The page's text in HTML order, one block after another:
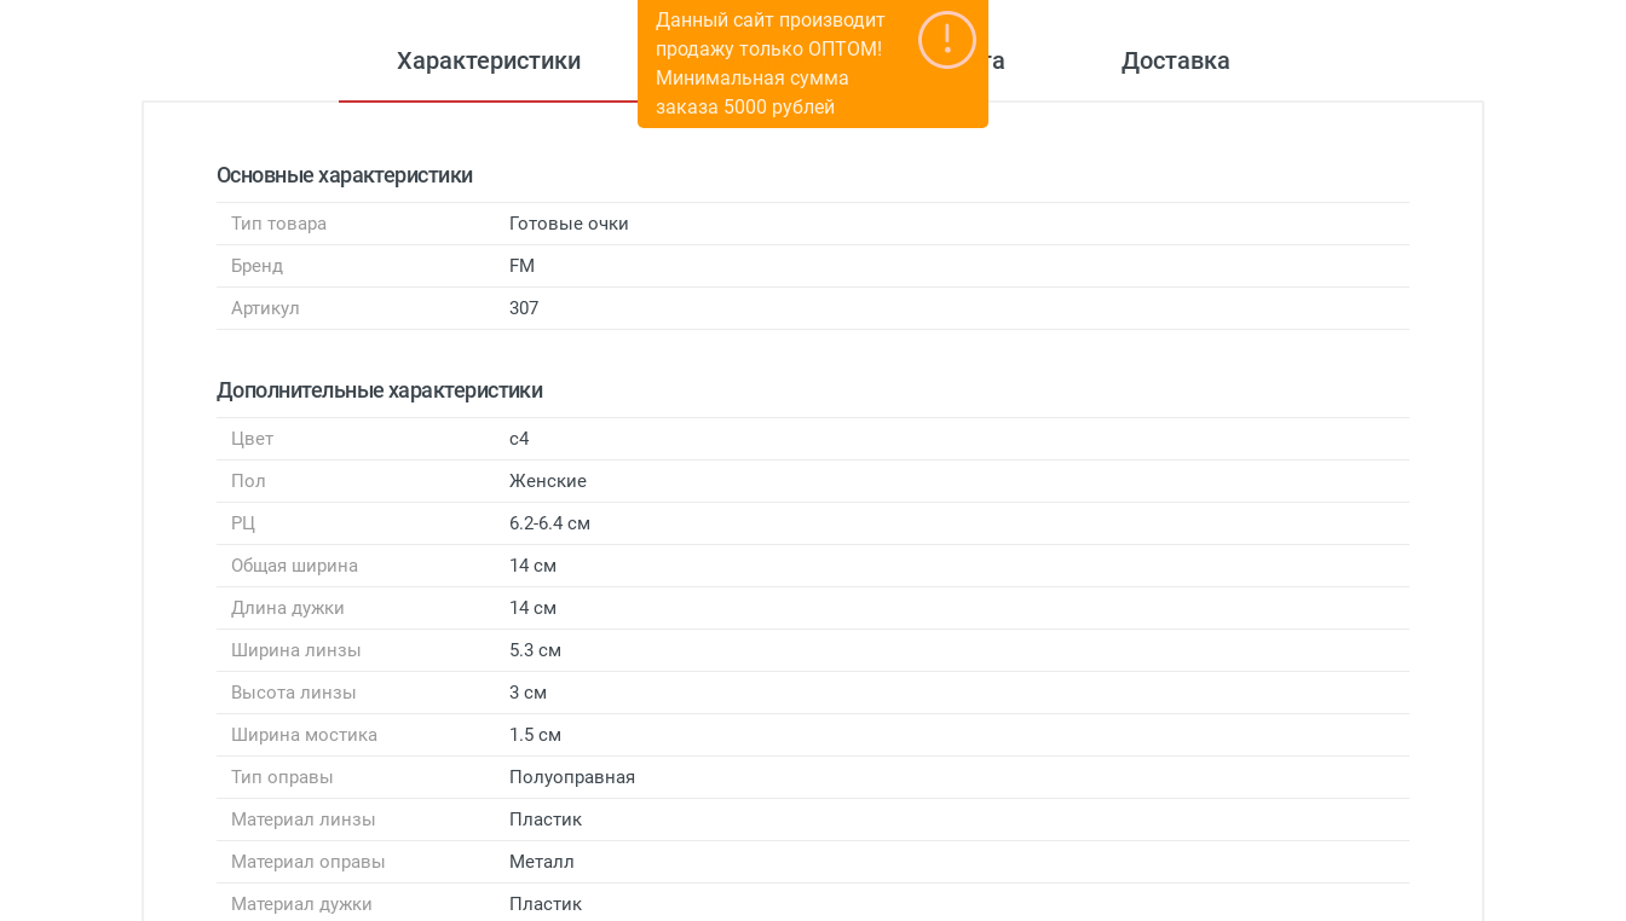
Характеристики Описание Оплата Доставка
Основные характеристики
Тип товара
Готовые очки
Бренд
FM
Артикул
307
Дополнительные характеристики
Цвет
с4
Пол
Женские
РЦ
6.2-6.4 см
Общая ширина
14 см
Длина дужки
14 см
Ширина линзы
5.3 см
Высота линзы
3 см
Ширина мостика
1.5 см
Тип оправы
Полуоправная
Материал линзы
Пластик
Материал оправы
Металл
Материал дужки
Пластик
Данный сайт производит
продажу только ОПТОМ!
Минимальная сумма
заказа 5000 рублей